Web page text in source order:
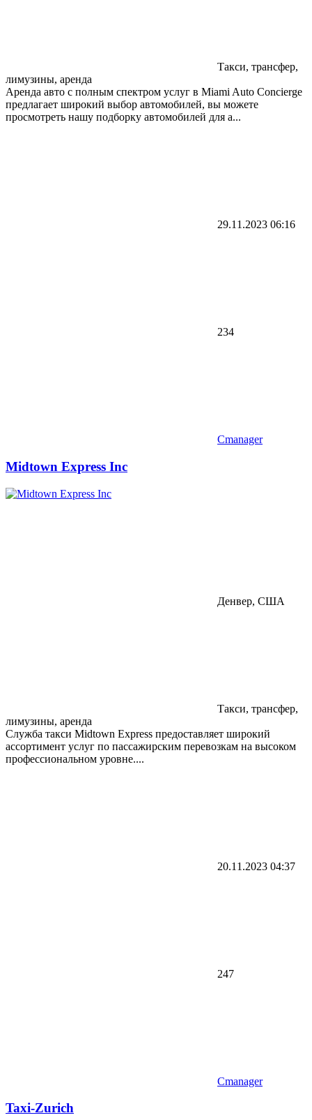
Такси, трансфер,
лимузины, аренда
Аренда авто с полным спектром услуг в Miami Auto Concierge
предлагает широкий выбор автомобилей, вы можете
просмотреть нашу подборку автомобилей для а...
29.11.2023 06:16
234
Cmanager
Midtown Express Inc
Денвер, США
Такси, трансфер,
лимузины, аренда
Служба такси Midtown Express предоставляет широкий
ассортимент услуг по пассажирским перевозкам на высоком
профессиональном уровне....
20.11.2023 04:37
247
Cmanager
Taxi-Zurich